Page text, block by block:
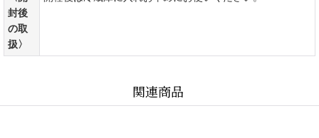
封後
の取
扱〉
関連商品